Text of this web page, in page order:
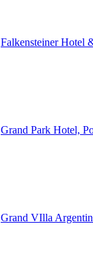
Falkensteiner Hotel
Grand Park Hotel,
Grand VIlla